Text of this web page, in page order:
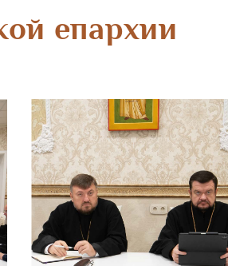
епархии